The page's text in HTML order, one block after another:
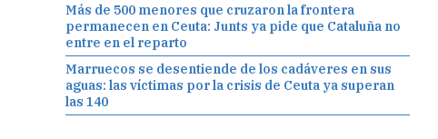
Más de 500 menores que cruzaron la frontera
permanecen en Ceuta: Junts ya pide que Cataluña no
entre en el reparto
Marruecos se desentiende de los cadáveres en sus
aguas: las víctimas por la crisis de Ceuta ya superan
las 140